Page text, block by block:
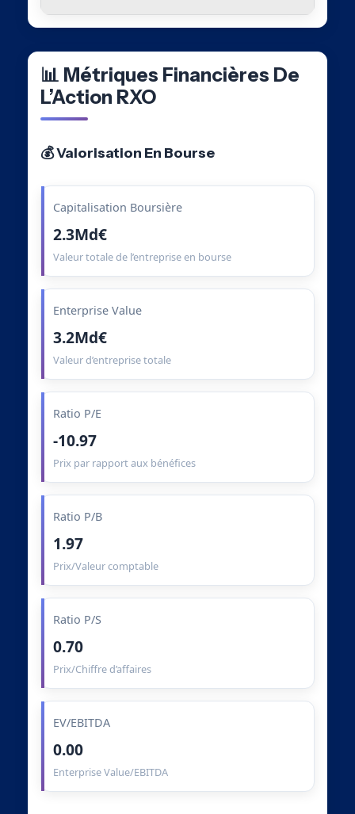
📊 Métriques Financières De
L’Action RXO
💰 Valorisation En Bourse
Capitalisation Boursière
2.3Md€
Valeur totale de l’entreprise en bourse
Enterprise Value
3.2Md€
Valeur d’entreprise totale
Ratio P/E
-10.97
Prix par rapport aux bénéfices
Ratio P/B
1.97
Prix/Valeur comptable
Ratio P/S
0.70
Prix/Chiffre d’affaires
EV/EBITDA
0.00
Enterprise Value/EBITDA